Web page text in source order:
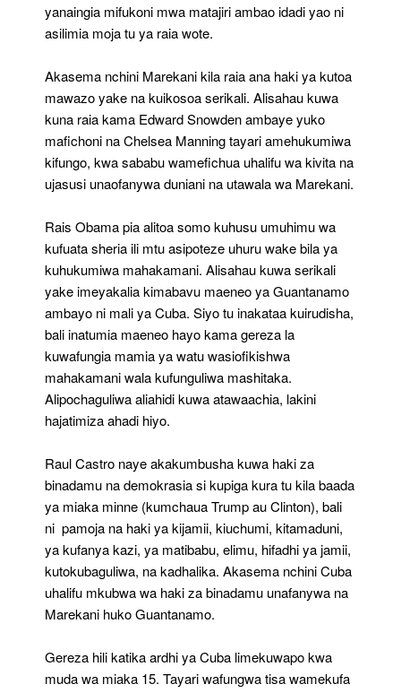
yanaingia mifukoni mwa matajiri ambao idadi yao ni
asilimia moja tu ya raia wote.
Akasema nchini Marekani kila raia ana haki ya kutoa
mawazo yake na kuikosoa serikali. Alisahau kuwa
kuna raia kama Edward Snowden ambaye yuko
mafichoni na Chelsea Manning tayari amehukumiwa
kifungo, kwa sababu wamefichua uhalifu wa kivita na
ujasusi unaofanywa duniani na utawala wa Marekani.
Rais Obama pia alitoa somo kuhusu umuhimu wa
kufuata sheria ili mtu asipoteze uhuru wake bila ya
kuhukumiwa mahakamani. Alisahau kuwa serikali
yake imeyakalia kimabavu maeneo ya Guantanamo
ambayo ni mali ya Cuba. Siyo tu inakataa kuirudisha,
bali inatumia maeneo hayo kama gereza la
kuwafungia mamia ya watu wasiofikishwa
mahakamani wala kufunguliwa mashitaka.
Alipochaguliwa aliahidi kuwa atawaachia, lakini
hajatimiza ahadi hiyo.
Raul Castro naye akakumbusha kuwa haki za
binadamu na demokrasia si kupiga kura tu kila baada
ya miaka minne (kumchaua Trump au Clinton), bali
ni pamoja na haki ya kijamii, kiuchumi, kitamaduni,
ya kufanya kazi, ya matibabu, elimu, hifadhi ya jamii,
kutokubaguliwa, na kadhalika. Akasema nchini Cuba
uhalifu mkubwa wa haki za binadamu unafanywa na
Marekani huko Guantanamo.
Gereza hili katika ardhi ya Cuba limekuwapo kwa
muda wa miaka 15. Tayari wafungwa tisa wamekufa